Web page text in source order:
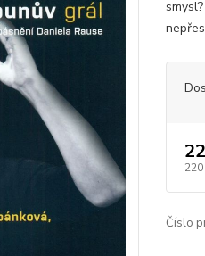
220
Číslo